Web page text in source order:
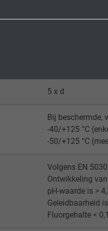
Purpose
visitor
Vendor Google
2 years
5 x d
Bij beschermde,
-40/+125 °C
-50/+125 °C
Volgens EN
Ontwikkeling
pH-waarde is >
Geleidbaarheid
Fluorgehalte <